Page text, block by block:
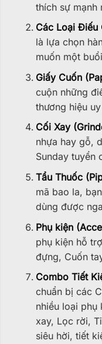
thích sự mạnh
Các Loại Điếu
là lựa chọn
muốn một
Giấy Cuốn
cuộn những
thương hiệu
Cối Xay
nhựa hay gỗ,
Sunday tuyển
Tẩu Thuốc
mã bao la,
dùng được
Phụ kiện
phụ kiện hỗ
đựng, Cuốn
Combo Tiết
chuẩn bị các
nhiều loại
xay, Lọc rời,
siêu hời, tiết